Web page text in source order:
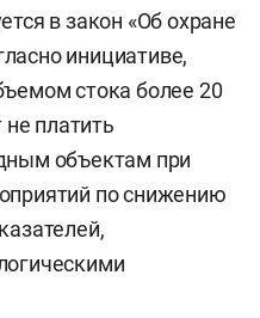
в закон «Об охране
инициативе,
стока более 20
не платить
объектам при
по снижению